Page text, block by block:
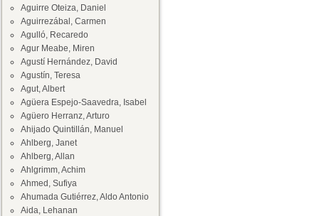
Aguirre Oteiza, Daniel
Aguirrezábal, Carmen
Agulló, Recaredo
Agur Meabe, Miren
Agustí Hernández, David
Agustín, Teresa
Agut, Albert
Agüera Espejo-Saavedra, Isabel
Agüero Herranz, Arturo
Ahijado Quintillán, Manuel
Ahlberg, Janet
Ahlberg, Allan
Ahlgrimm, Achim
Ahmed, Sufiya
Ahumada Gutiérrez, Aldo Antonio
Aida, Lehanan